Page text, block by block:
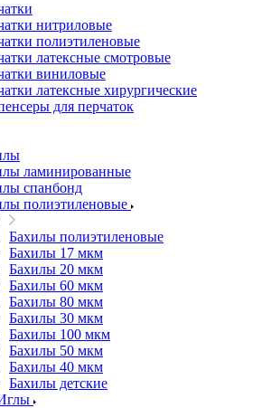
нитриловые
полиэтиленовые
латексные смотровые
виниловые
латексные хирургические
для перчаток
ламинированные
спанбонд
полиэтиленовые
Бахилы полиэтиленовые
Бахилы 17 мкм
Бахилы 20 мкм
Бахилы 60 мкм
Бахилы 80 мкм
Бахилы 30 мкм
Бахилы 100 мкм
Бахилы 50 мкм
Бахилы 40 мкм
Бахилы детские